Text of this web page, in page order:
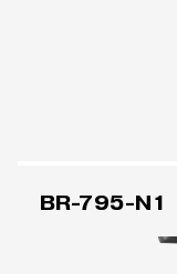
BR-795-N1